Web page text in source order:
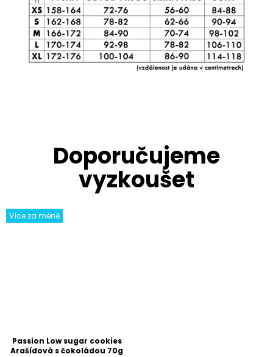
Více za méně
Passion Low sugar cookies
Arašídová s čokoládou 70g